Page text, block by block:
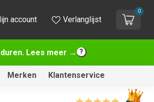
Lees meer →
account Verlanglijst
0
Merken Klantenservice